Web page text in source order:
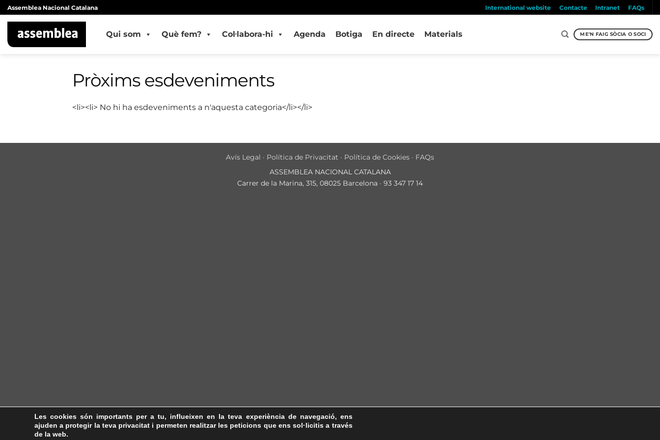
Skip
to
content
Assemblea Nacional Catalana International website Contacte Intranet FAQs
Qui som Què fem? Col·labora-hi Agenda Botiga En directe Materials ME'N FAIG SÒCIA O SOCI
Pròxims esdeveniments
<li><li> No hi ha esdeveniments a n'aquesta categoria</li></li>
Avís Legal · Política de Privacitat · Política de Cookies · FAQs
ASSEMBLEA NACIONAL CATALANA
Carrer de la Marina, 315, 08025 Barcelona · 93 347 17 14
Les cookies són importants per a tu, influeixen en la teva experiència de navegació, ens
ajuden a protegir la teva privacitat i permeten realitzar les peticions que ens sol·licitis a través
de la web.